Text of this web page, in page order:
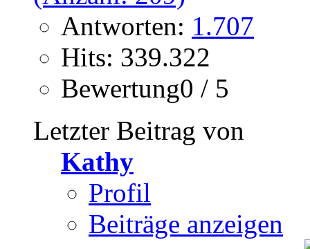
Antworten: 1.707
Hits: 339.322
Bewertung0 / 5
Letzter Beitrag von
Kathy
Profil
Beiträge anzeigen